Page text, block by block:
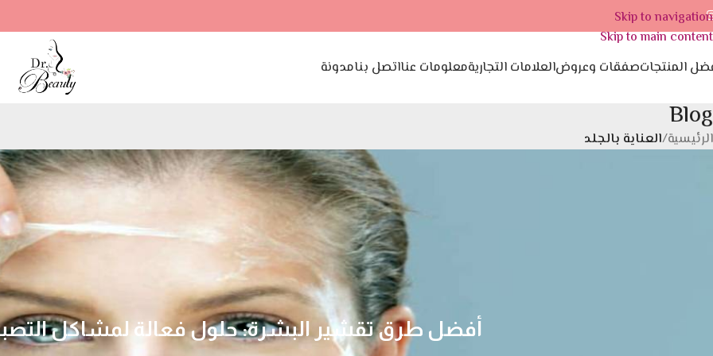
Skip to navigation
Skip to main content
المنتجاتصفقات وعروضالعلامات التجاريةمعلومات عنااتصل بنامدونة
Blog
الرئيسية/العناية بالجلد
أفضل طرق تقشير البشرة: حلول فعالة لمشاكل